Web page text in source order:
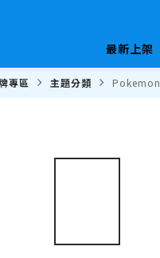
最新上架
專區 主題分類 Pokemon